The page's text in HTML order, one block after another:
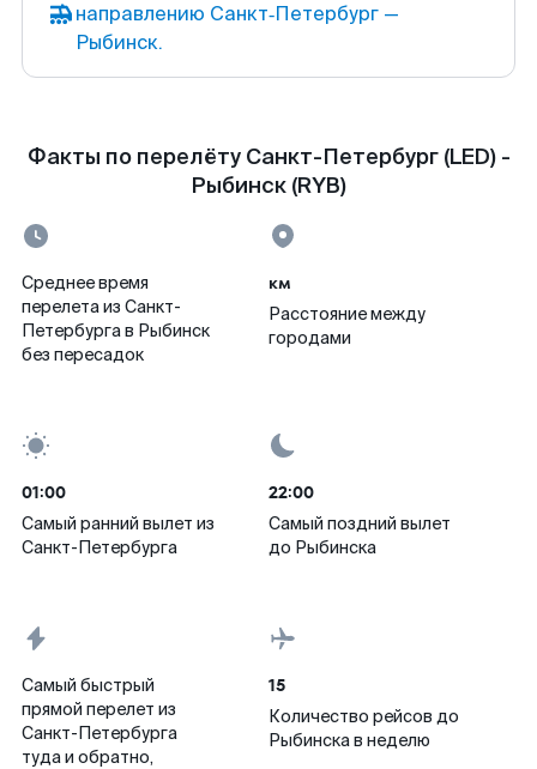
направлению Санкт‑Петербург —
Рыбинск.
Факты по перелёту Санкт-Петербург (LED) -
Рыбинск (RYB)
Среднее время
перелета из Санкт-
Петербурга в Рыбинск
без пересадок
км
Расстояние между
городами
01:00
Самый ранний вылет из
Санкт-Петербурга
22:00
Самый поздний вылет
до Рыбинска
Самый быстрый
прямой перелет из
Санкт-Петербурга
туда и обратно,
15
Количество рейсов до
Рыбинска в неделю